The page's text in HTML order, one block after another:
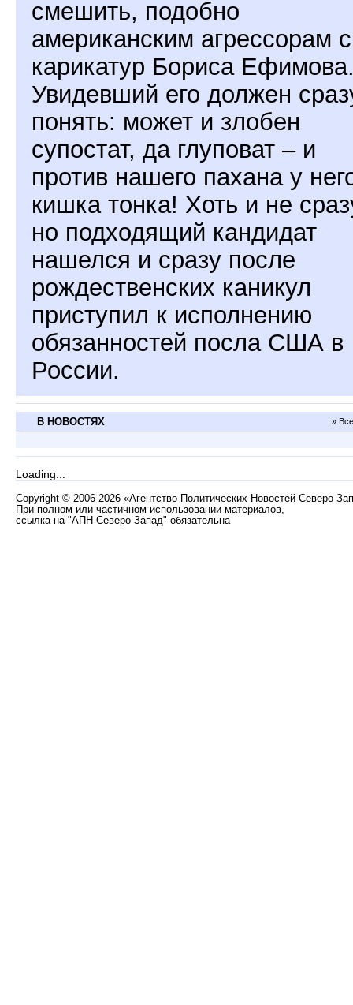
смешить, подобно
американским агрессорам с
карикатур Бориса
Увидевший его должен
понять: может и злобен
супостат, да глуповат – и
против нашего пахана у
кишка тонка! Хоть и не
но подходящий кандидат
нашелся и сразу после
рождественских каникул
приступил к исполнению
обязанностей посла США в
России.
В НОВОСТЯХ »
Loading...
Copyright © 2006-2026 «Агентство Политических Новостей Северо-
При полном или частичном использовании материалов,
ссылка на "АПН Северо-Запад" обязательна